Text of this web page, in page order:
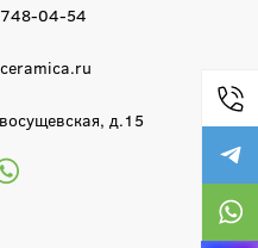
04-54
д.15